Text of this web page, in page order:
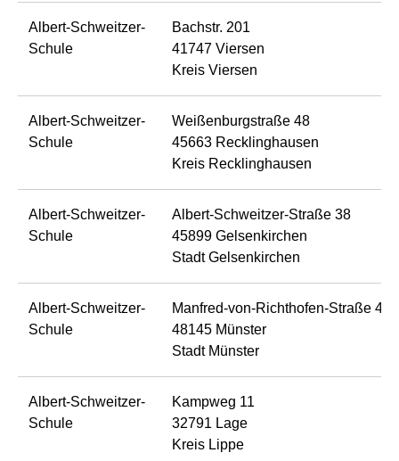
Albert-Schweitzer-
Schule
Bachstr. 201
41747 Viersen
Kreis Viersen
Albert-Schweitzer-
Schule
Weißenburgstraße 48
45663 Recklinghausen
Kreis Recklinghausen
Albert-Schweitzer-
Schule
Albert-Schweitzer-Straße 38
45899 Gelsenkirchen
Stadt Gelsenkirchen
Albert-Schweitzer-
Schule
Manfred-von-Richthofen-Straße 49
48145 Münster
Stadt Münster
Albert-Schweitzer-
Schule
Kampweg 11
32791 Lage
Kreis Lippe